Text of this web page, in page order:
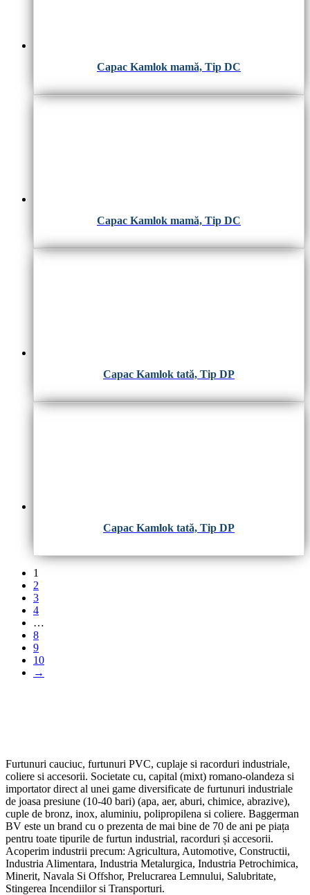
Capac Kamlok mamă, Tip DC
Capac Kamlok mamă, Tip DC
Capac Kamlok tată, Tip DP
Capac Kamlok tată, Tip DP
1
2
3
4
…
8
9
10
→
Furtunuri cauciuc, furtunuri PVC, cuplaje si racorduri industriale,
coliere si accesorii. Societate cu, capital (mixt) romano-olandeza si
importator direct al unei game diversificate de furtunuri industriale
de joasa presiune (10-40 bari) (apa, aer, aburi, chimice, abrazive),
cuple de bronz, inox, aluminiu, polipropilena si coliere. Baggerman
BV este un brand cu o prezenta de mai bine de 70 de ani pe piața
pentru toate tipurile de furtun industrial, racorduri și accesorii.
Acoperim industrii precum: Agricultura, Automotive, Constructii,
Industria Alimentara, Industria Metalurgica, Industria Petrochimica,
Minerit, Navala Si Offshor, Prelucrarea Lemnului, Salubritate,
Stingerea Incendiilor si Transporturi.